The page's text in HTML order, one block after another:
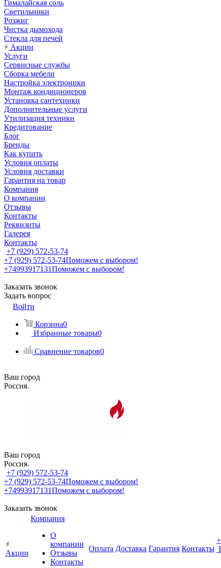
Гималайская соль
Светильники
Розжиг
Чистка дымохода
Стекла для печей
Акции
Услуги
Сервисные службы
Сборка мебели
Настройка электроники
Монтаж кондиционеров
Установка сантехники
Дополнительные услуги
Утилизация техники
Кредитование
Блог
Бренды
Как купить
Условия оплаты
Условия доставки
Гарантия на товар
Компания
О компании
Отзывы
Контакты
Реквизиты
Галерея
Контакты
+7 (929) 572-53-74
+7 (929) 572-53-74Поможем с выбором!
+74993917131Поможем с выбором!
Заказать звонок
Задать вопрос
Войти
Корзина0
Избранные товары0
Сравнение товаров0
Ваш город
Россия
Ваш город
Россия
+7 (929) 572-53-74
+7 (929) 572-53-74Поможем с выбором!
+74993917131Поможем с выбором!
Заказать звонок
Акции
Компания
О
компании
Отзывы
Контакты
Оплата Доставка Гарантия Контакты
+